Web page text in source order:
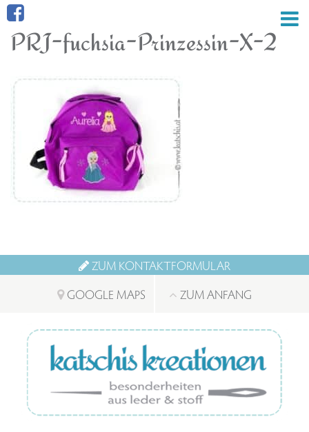
PRJ-fuchsia-Prinzessin-X-2
ZUM KONTAKTFORMULAR
GOOGLE MAPS
ZUM ANFANG